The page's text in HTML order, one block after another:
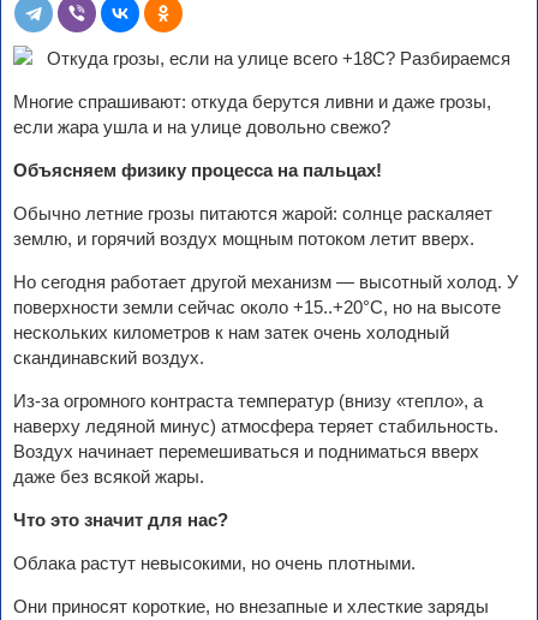
Многие спрашивают: откуда берутся ливни и даже грозы,
если жара ушла и на улице довольно свежо?
Объясняем физику процесса на пальцах!
Обычно летние грозы питаются жарой: солнце раскаляет
землю, и горячий воздух мощным потоком летит вверх.
Но сегодня работает другой механизм — высотный холод. У
поверхности земли сейчас около +15..+20°C, но на высоте
нескольких километров к нам затек очень холодный
скандинавский воздух.
Из-за огромного контраста температур (внизу «тепло», а
наверху ледяной минус) атмосфера теряет стабильность.
Воздух начинает перемешиваться и подниматься вверх
даже без всякой жары.
Что это значит для нас?
Облака растут невысокими, но очень плотными.
Они приносят короткие, но внезапные и хлесткие заряды